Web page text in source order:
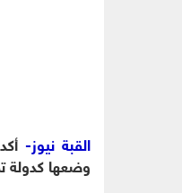
القبة نيوز-
وضعها كدولة